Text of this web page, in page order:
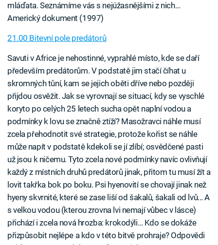
mláďata. Seznámíme vás s nejúžasnějšími z nich…
Americký dokument (1997)
21.00 Bitevní pole predátorů
Savuti v Africe je nehostinné, vyprahlé místo, kde se daří
především predátorům. V podstatě jim stačí číhat u
skromných tůní, kam se jejich oběti dříve nebo později
přijdou osvěžit. Jak se vyrovnají se situací, kdy se vyschlé
koryto po celých 25 letech sucha opět naplní vodou a
podmínky k lovu se značně ztíží? Masožravci náhle musí
zcela přehodnotit své strategie, protože kořist se náhle
může napít v podstatě kdekoli se jí zlíbí; osvědčené pasti
už jsou k ničemu. Tyto zcela nové podmínky navíc ovlivňují
každý z místních druhů predátorů jinak, přitom tu musí žít a
lovit takřka bok po boku. Psi hyenovití se chovají jinak než
hyeny skvrnité, které se zase liší od šakalů, šakali od lvů... A
s velkou vodou (kterou zrovna lvi nemají vůbec v lásce)
přichází i zcela nová hrozba: krokodýli… Kdo se dokáže
přizpůsobit nejlépe a kdo v této bitvě prohraje? Odpovědi